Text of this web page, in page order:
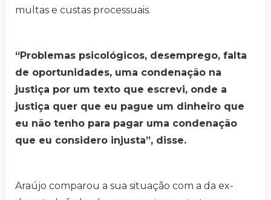
multas e custas processuais.
“Problemas psicológicos, desemprego, falta
de oportunidades, uma condenação na
justiça por um texto que escrevi, onde a
justiça quer que eu pague um dinheiro que
eu não tenho para pagar uma condenação
que eu considero injusta”, disse.
Araújo comparou a sua situação com a da ex-